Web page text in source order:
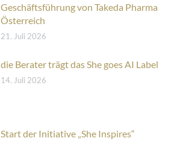
Geschäftsführung von Takeda Pharma
Österreich
21. Juli 2026
die Berater trägt das She goes AI Label
14. Juli 2026
Start der Initiative „She Inspires“